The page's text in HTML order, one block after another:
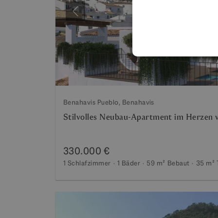
Vorherige
Benahavis Pueblo, Benahavis
Stilvolles Neubau-Apartment im Herzen
330.000 €
1 Schlafzimmer 1 Bäder 59 m² Bebaut 35 m²